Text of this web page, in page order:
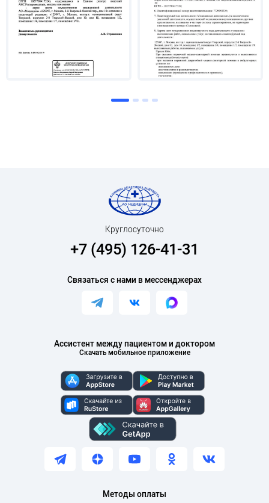
Ассистент между пациентом и доктором
Скачать мобильное приложение
Круглосуточно
+7 (495) 126-41-31
Связаться с нами в мессенджерах
Методы оплаты